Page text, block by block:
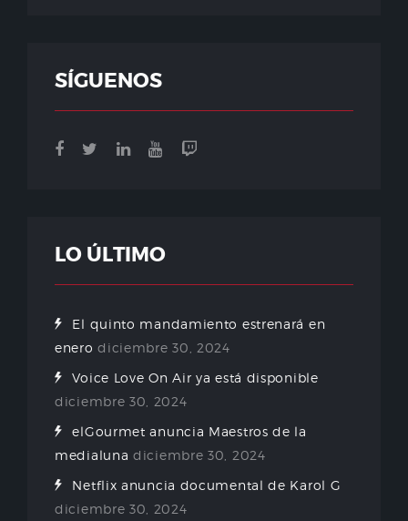
SÍGUENOS
LO ÚLTIMO
El quinto mandamiento estrenará en
enero diciembre 30, 2024
Voice Love On Air ya está disponible
diciembre 30, 2024
elGourmet anuncia Maestros de la
medialuna diciembre 30, 2024
Netflix anuncia documental de Karol G
diciembre 30, 2024